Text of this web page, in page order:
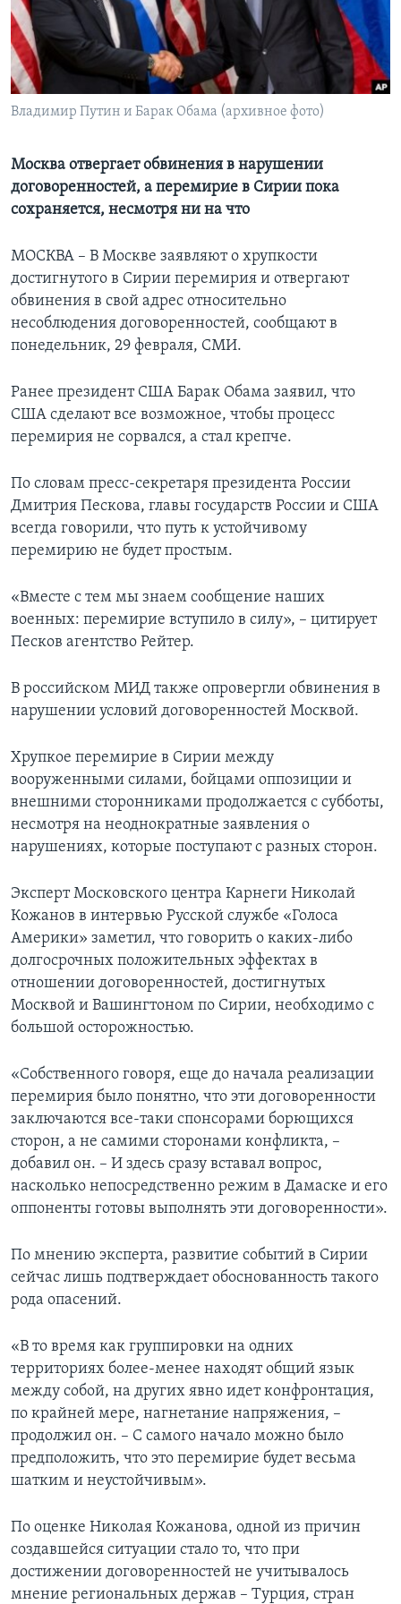
Learning English
СОЦИАЛЬНЫЕ СЕТИ
Языки
Владимир Путин и Барак Обама (архивное фото)
Москва отвергает обвинения в нарушении
договоренностей, а перемирие в Сирии пока
сохраняется, несмотря ни на что
МОСКВА – В Москве заявляют о хрупкости
достигнутого в Сирии перемирия и отвергают
обвинения в свой адрес относительно
несоблюдения договоренностей, сообщают в
понедельник, 29 февраля, СМИ.
Ранее президент США Барак Обама заявил, что
США сделают все возможное, чтобы процесс
перемирия не сорвался, а стал крепче.
По словам пресс-секретаря президента России
Дмитрия Пескова, главы государств России и США
всегда говорили, что путь к устойчивому
перемирию не будет простым.
«Вместе с тем мы знаем сообщение наших
военных: перемирие вступило в силу», – цитирует
Песков агентство Рейтер.
В российском МИД также опровергли обвинения в
нарушении условий договоренностей Москвой.
Хрупкое перемирие в Сирии между
вооруженными силами, бойцами оппозиции и
внешними сторонниками продолжается с субботы,
несмотря на неоднократные заявления о
нарушениях, которые поступают с разных сторон.
Эксперт Московского центра Карнеги Николай
Кожанов в интервью Русской службе «Голоса
Америки» заметил, что говорить о каких-либо
долгосрочных положительных эффектах в
отношении договоренностей, достигнутых
Москвой и Вашингтоном по Сирии, необходимо с
большой осторожностью.
«Собственного говоря, еще до начала реализации
перемирия было понятно, что эти договоренности
заключаются все-таки спонсорами борющихся
сторон, а не самими сторонами конфликта, –
добавил он. – И здесь сразу вставал вопрос,
насколько непосредственно режим в Дамаске и его
оппоненты готовы выполнять эти договоренности».
По мнению эксперта, развитие событий в Сирии
сейчас лишь подтверждает обоснованность такого
рода опасений.
«В то время как группировки на одних
территориях более-менее находят общий язык
между собой, на других явно идет конфронтация,
по крайней мере, нагнетание напряжения, –
продолжил он. – С самого начало можно было
предположить, что это перемирие будет весьма
шатким и неустойчивым».
По оценке Николая Кожанова, одной из причин
создавшейся ситуации стало то, что при
достижении договоренностей не учитывалось
мнение региональных держав – Турция, стран